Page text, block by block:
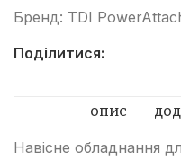
Бренд: TDI
Поділитися:
ОПИС
Навісне обладнання